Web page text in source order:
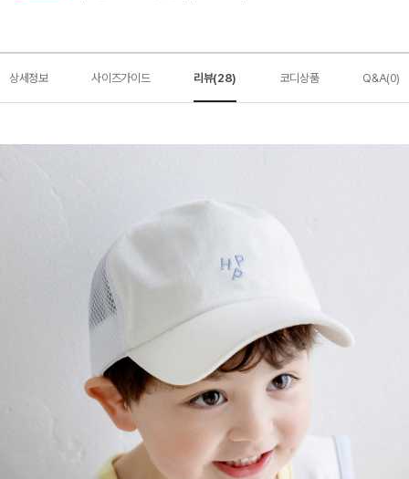
상세정보 사이즈가이드 리뷰(28) 코디상품 Q&A(0)